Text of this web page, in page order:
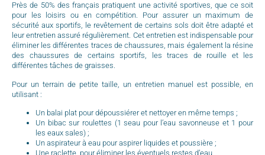
Près de 50% des français pratiquent une activité sportives, que ce soit
pour les loisirs ou en compétition. Pour assurer un maximum de
sécurité aux sportifs, le revêtement de certains sols doit être adapté et
leur entretien assuré régulièrement. Cet entretien est indispensable pour
éliminer les différentes traces de chaussures, mais également la résine
des chaussures de certains sportifs, les traces de rouille et les
différentes tâches de graisses.
Pour un terrain de petite taille, un entretien manuel est possible, en
utilisant :
Un balai plat pour dépoussiérer et nettoyer en même temps ;
Un bibac sur roulettes (1 seau pour l’eau savonneuse et 1 pour
les eaux sales) ;
Un aspirateur à eau pour aspirer liquides et poussière ;
Une raclette, pour éliminer les éventuels restes d’eau.